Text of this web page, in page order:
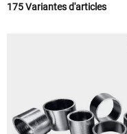
175 Variantes d'articles